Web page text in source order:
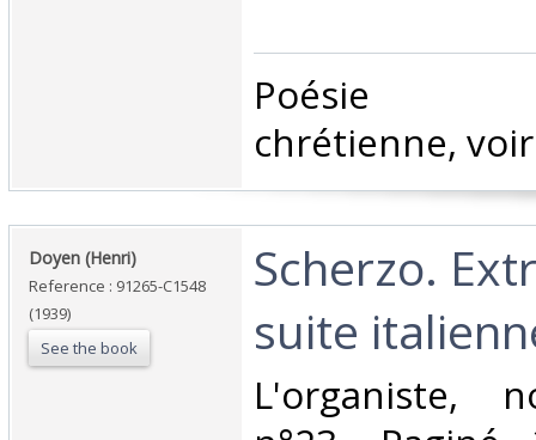
‎Poésie
chrétienne,
‎Doyen (Henri)‎
Reference : 91265-C1548
(1939)
See the book
‎Scherzo.
suite
‎L'organiste,